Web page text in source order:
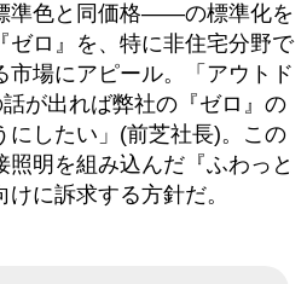
準色と同価格――の標準化を
ゼロ』を、特に非住宅分野で
市場にアピール。「アウトド
が出れば弊社の『ゼロ』の
にしたい」(前芝社長)。この
明を組み込んだ『ふわっと
に訴求する方針だ。